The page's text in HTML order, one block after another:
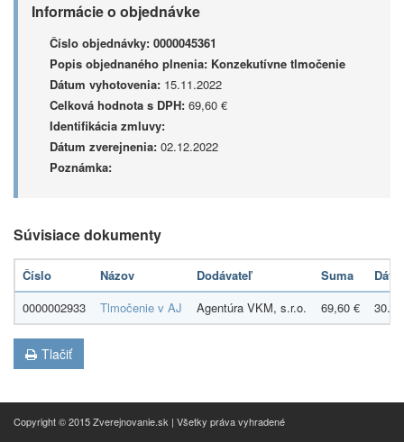
Informácie o objednávke
Číslo objednávky: 0000045361
Popis objednaného plnenia: Konzekutívne tlmočenie
Dátum vyhotovenia: 15.11.2022
Celková hodnota s DPH: 69,60 €
Identifikácia zmluvy:
Dátum zverejnenia: 02.12.2022
Poznámka:
Súvisiace dokumenty
Číslo Názov Dodávateľ Suma
0000002933
Tlmočenie v AJ Agentúra VKM, s.r.o. 69,60 €
Tlačiť
Copyright © 2015 Zverejnovanie.sk | Všetky práva vyhradené